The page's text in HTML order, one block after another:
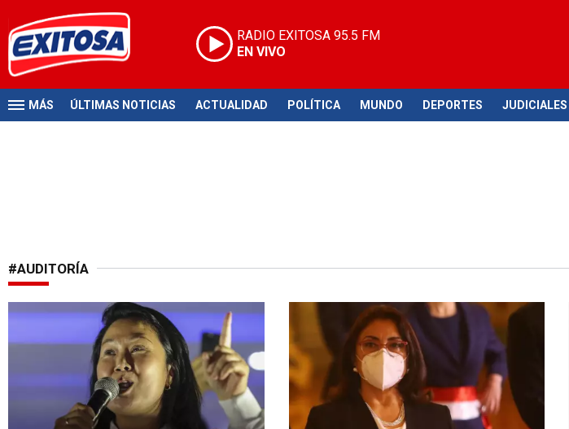
RADIO EXITOSA 95.5 FM
EN VIVO
MÁS ÚLTIMAS NOTICIAS ACTUALIDAD POLÍTICA MUNDO DEPORTES JUDICIALES
#AUDITORÍA